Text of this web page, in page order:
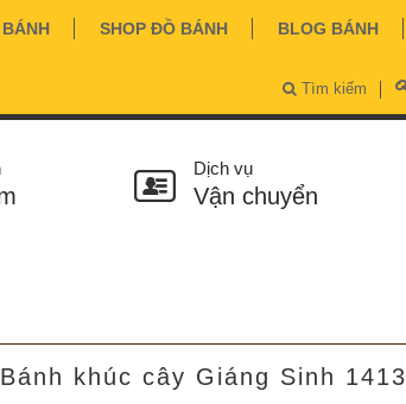
SHOP ĐỒ BÁNH BLOG BÁNH
Tìm kiếm
Dịch vụ
Vận chuyển
Bánh khúc cây Giáng Sinh 1413